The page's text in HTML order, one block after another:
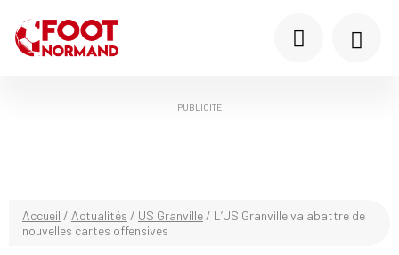
PUBLICITÉ
Accueil / Actualités / US Granville / L’US Granville va abattre de
nouvelles cartes offensives